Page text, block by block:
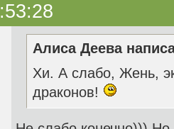
Алиса Деева
Хи. А слабо, Жень,
драконов!